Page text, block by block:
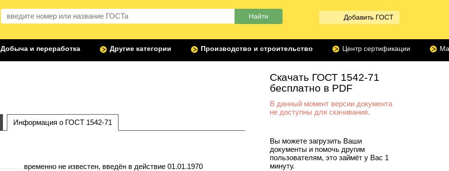
Добавить ГОСТ
Добыча и переработка Другие категории Производство и строительство Центр сертификации
Информация о ГОСТ 1542-71
временно не известен, введён в действие 01.01.1970
Скачать ГОСТ 1542-71
бесплатно в PDF
В данный момент версии документа
не доступны для скачивания.
Вы можете загрузить Ваши
документы и помочь другим
пользователям, это займёт у Вас 1
минуту.